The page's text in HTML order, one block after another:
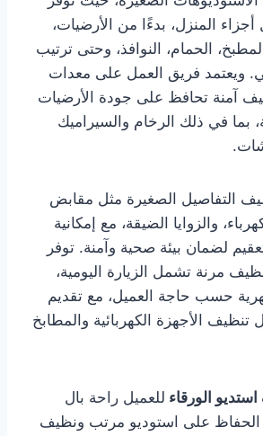
أجزاء المنزل، بدءًا من الأرضيات،
الحمام، النوافذ، وحتى ترتيب
ويعتمد فريق العمل على معدات
آمنة تحافظ على جودة الأرضيات
بما في ذلك الرخام والسيراميك
التفاصيل الصغيرة مثل مقابض
والزوايا الضيقة، مع إمكانية
لضمان بيئة صحية وآمنة. توفر
مرنة تشمل الزيارة اليومية،
حسب حاجة العميل، مع تقديم
الأجهزة الكهربائية والمطابخ
الورقاء للعميل راحة بال
الحفاظ على استوديو مرتب ونظيف